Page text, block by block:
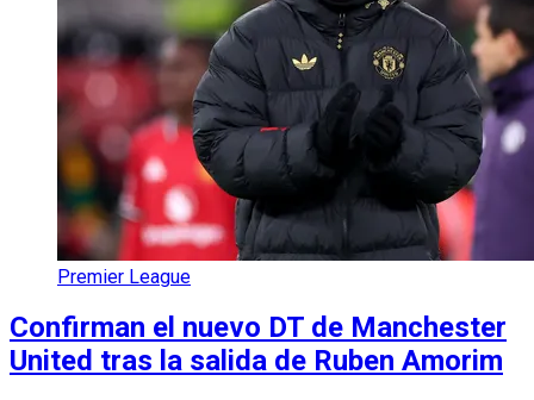
Premier League
Confirman el nuevo DT de Manchester
United tras la salida de Ruben Amorim